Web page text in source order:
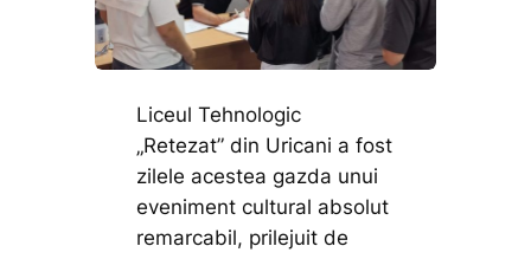
Liceul Tehnologic
„Retezat” din Uricani a fost
zilele acestea gazda unui
eveniment cultural absolut
remarcabil, prilejuit de